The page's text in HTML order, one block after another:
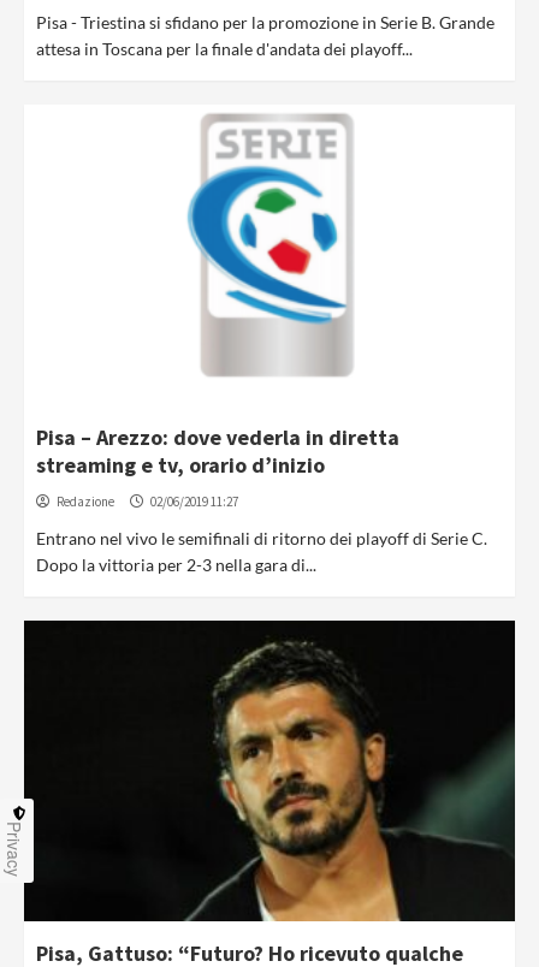
Pisa - Triestina si sfidano per la promozione in Serie B. Grande
attesa in Toscana per la finale d'andata dei playoff...
Pisa – Arezzo: dove vederla in diretta
streaming e tv, orario d’inizio
Redazione 02/06/2019 11:27
Entrano nel vivo le semifinali di ritorno dei playoff di Serie C.
Dopo la vittoria per 2-3 nella gara di...
Pisa, Gattuso: “Futuro? Ho ricevuto qualche
Privacy